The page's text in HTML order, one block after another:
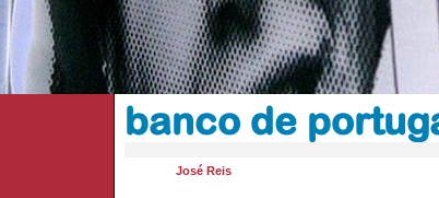
banco de
José Reis